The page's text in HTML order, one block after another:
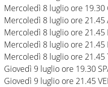
Mercoledì 8 luglio ore 19.30
Mercoledì 8 luglio ore 21.45
Mercoledì 8 luglio ore 21.45
Mercoledì 8 luglio ore 21.45
Mercoledì 8 luglio ore 21.45
Giovedì 9 luglio ore 19.30
Giovedì 9 luglio ore 21.45